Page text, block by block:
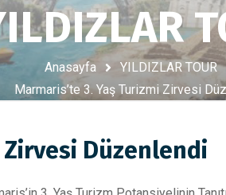
Anasayfa
YILDIZLAR TOUR
Marmaris’te 3. Yaş Turizmi Zirvesi
Zirvesi Düzenlendi